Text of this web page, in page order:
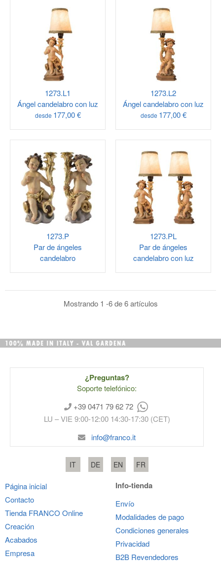
1273.L1
Ángel candelabro con luz
desde 177,00 €
1273.L2
Ángel candelabro con luz
desde 177,00 €
1273.P
Par de ángeles
candelabro
1273.PL
Par de ángeles
candelabro con luz
Mostrando 1 -6 de 6 artículos
¿Preguntas?
Soporte telefónico:
+39 0471 79 62 72
LU – VIE 9:00-12:00 14:30-17:30 (CET)
info@franco.it
IT DE EN FR
Página inicial
Contacto
Tienda FRANCO Online
Creación
Acabados
Empresa
Info-tienda
Envío
Modalidades de pago
Condiciones generales
Privacidad
B2B Revendedores